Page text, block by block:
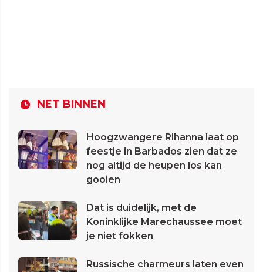
NET BINNEN
Hoogzwangere Rihanna laat op
feestje in Barbados zien dat ze
nog altijd de heupen los kan
gooien
Dat is duidelijk, met de
Koninklijke Marechaussee moet
je niet fokken
Russische charmeurs laten even